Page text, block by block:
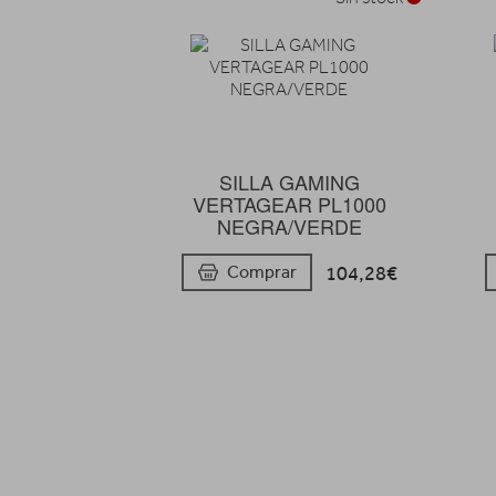
SILLA GAMING
VERTAGEAR PL1000
NEGRA/VERDE
Comprar 104,28€